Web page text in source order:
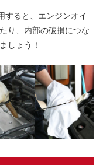
すると、エンジンオイ
り、内部の破損につな
しょう！